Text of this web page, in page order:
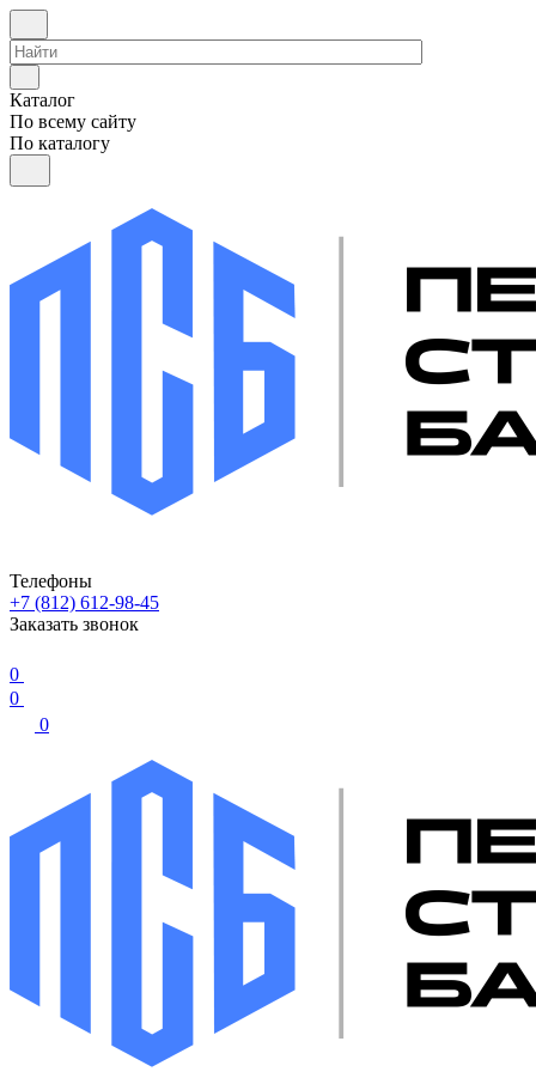
Каталог
По всему сайту
По каталогу
Телефоны
+7 (812) 612-98-45
Заказать звонок
0
0
0